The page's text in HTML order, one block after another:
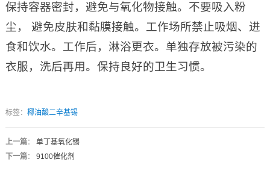
保持容器密封，避免与氧化物接触。不要吸入粉
尘， 避免皮肤和黏膜接触。工作场所禁止吸烟、进
食和饮水。工作后，淋浴更衣。单独存放被污染的
衣服，洗后再用。保持良好的卫生习惯。
标签： 椰油酸二辛基锡
上一篇： 单丁基氧化锡
下一篇： 9100催化剂